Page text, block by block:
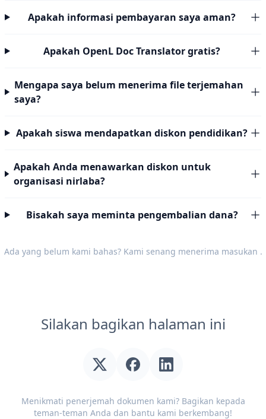
Apakah informasi pembayaran saya aman?
Apakah OpenL Doc Translator gratis?
Mengapa saya belum menerima file terjemahan
saya?
Apakah siswa mendapatkan diskon pendidikan?
Apakah Anda menawarkan diskon untuk
organisasi nirlaba?
Bisakah saya meminta pengembalian dana?
Ada yang belum kami bahas? Kami senang menerima masukan .
Silakan bagikan halaman ini
Menikmati penerjemah dokumen kami? Bagikan kepada
teman-teman Anda dan bantu kami berkembang!